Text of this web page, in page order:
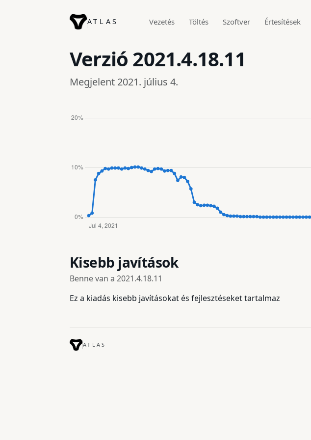
ATLAS Vezetés Töltés Szoftver Értesítések
Verzió 2021.4.18.11
Megjelent 2021. július 4.
Kisebb javítások
Benne van a 2021.4.18.11
Ez a kiadás kisebb javításokat és fejlesztéseket tartalmaz
ATLAS